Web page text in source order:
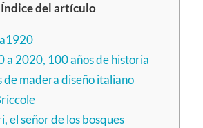
Índice del artículo
a 2020, 100 años de historia
de madera diseño italiano
el señor de los bosques